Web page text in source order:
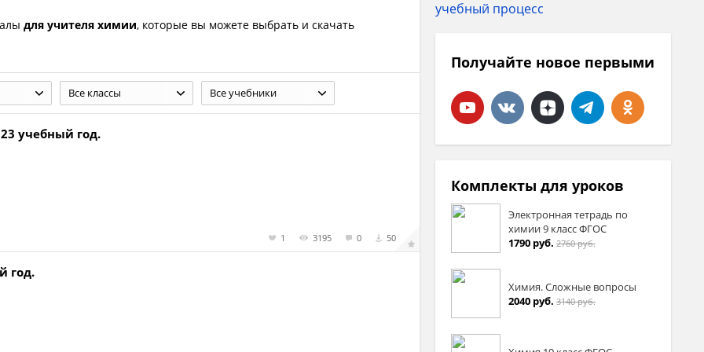
для учителя химии, которые вы можете выбрать и скачать
Все классы Все учебники
учебный год.
1 3195 0 50
год.
Получайте новое первыми
Комплекты для уроков
Электронная тетрадь по
химии 9 класс ФГОС
1790 руб. 2760 руб.
Химия. Сложные вопросы
2040 руб. 3140 руб.